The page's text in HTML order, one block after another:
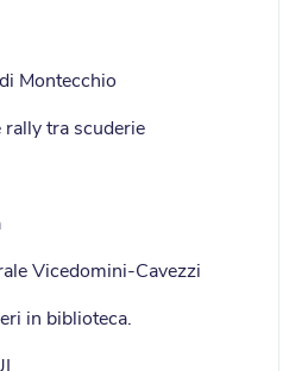
Montecchio
tra scuderie
Vicedomini-Cavezzi
in biblioteca.